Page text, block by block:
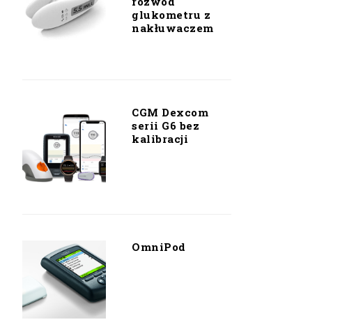
glukometru z
nakłuwaczem
CGM Dexcom
serii G6 bez
kalibracji
OmniPod